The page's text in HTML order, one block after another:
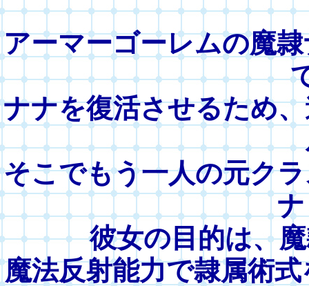
アーマーゴーレムの魔
ナナを復活させるため
そこでもう一人の元ク
彼女の目的は、
魔法反射能力で隷属術